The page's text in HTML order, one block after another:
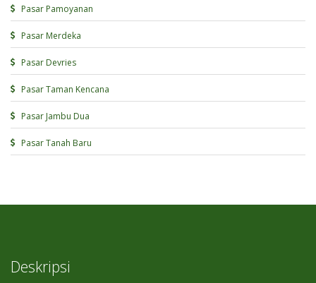
Pasar Pamoyanan
Pasar Merdeka
Pasar Devries
Pasar Taman Kencana
Pasar Jambu Dua
Pasar Tanah Baru
Deskripsi